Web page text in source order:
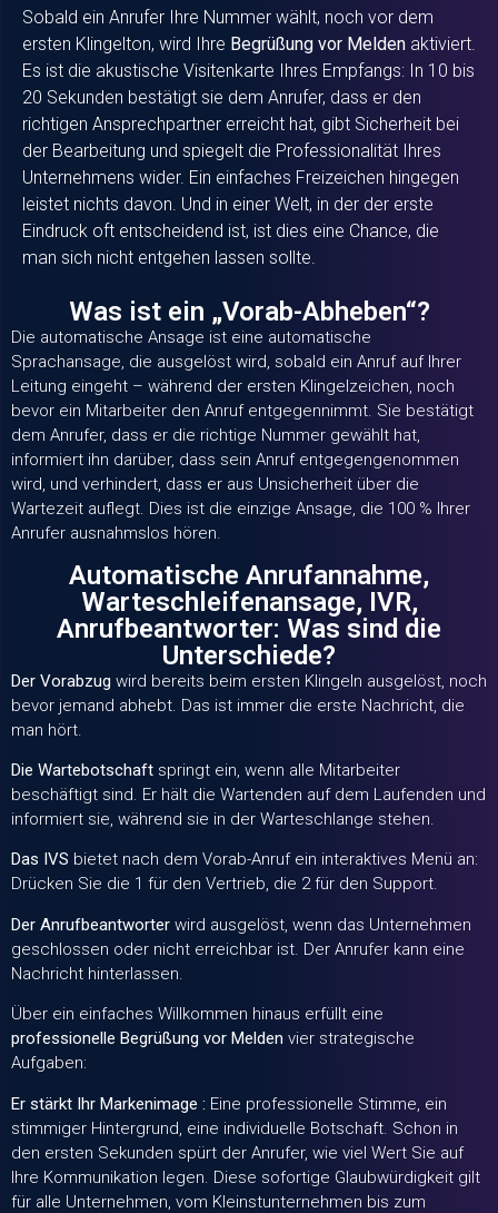
Sobald ein Anrufer Ihre Nummer wählt, noch vor dem
ersten Klingelton, wird Ihre Begrüßung vor Melden aktiviert.
Es ist die akustische Visitenkarte Ihres Empfangs: In 10 bis
20 Sekunden bestätigt sie dem Anrufer, dass er den
richtigen Ansprechpartner erreicht hat, gibt Sicherheit bei
der Bearbeitung und spiegelt die Professionalität Ihres
Unternehmens wider. Ein einfaches Freizeichen hingegen
leistet nichts davon. Und in einer Welt, in der der erste
Eindruck oft entscheidend ist, ist dies eine Chance, die
man sich nicht entgehen lassen sollte.
Was ist ein „Vorab-Abheben“?
Die automatische Ansage ist eine automatische
Sprachansage, die ausgelöst wird, sobald ein Anruf auf Ihrer
Leitung eingeht – während der ersten Klingelzeichen, noch
bevor ein Mitarbeiter den Anruf entgegennimmt. Sie bestätigt
dem Anrufer, dass er die richtige Nummer gewählt hat,
informiert ihn darüber, dass sein Anruf entgegengenommen
wird, und verhindert, dass er aus Unsicherheit über die
Wartezeit auflegt. Dies ist die einzige Ansage, die 100 % Ihrer
Anrufer ausnahmslos hören.
Automatische Anrufannahme,
Warteschleifenansage, IVR,
Anrufbeantworter: Was sind die
Unterschiede?
Der Vorabzug wird bereits beim ersten Klingeln ausgelöst, noch
bevor jemand abhebt. Das ist immer die erste Nachricht, die
man hört.
Die Wartebotschaft springt ein, wenn alle Mitarbeiter
beschäftigt sind. Er hält die Wartenden auf dem Laufenden und
informiert sie, während sie in der Warteschlange stehen.
Das IVS bietet nach dem Vorab-Anruf ein interaktives Menü an:
Drücken Sie die 1 für den Vertrieb, die 2 für den Support.
Der Anrufbeantworter wird ausgelöst, wenn das Unternehmen
geschlossen oder nicht erreichbar ist. Der Anrufer kann eine
Nachricht hinterlassen.
Über ein einfaches Willkommen hinaus erfüllt eine
professionelle Begrüßung vor Melden vier strategische
Aufgaben:
Er stärkt Ihr Markenimage : Eine professionelle Stimme, ein
stimmiger Hintergrund, eine individuelle Botschaft. Schon in
den ersten Sekunden spürt der Anrufer, wie viel Wert Sie auf
Ihre Kommunikation legen. Diese sofortige Glaubwürdigkeit gilt
für alle Unternehmen, vom Kleinstunternehmen bis zum